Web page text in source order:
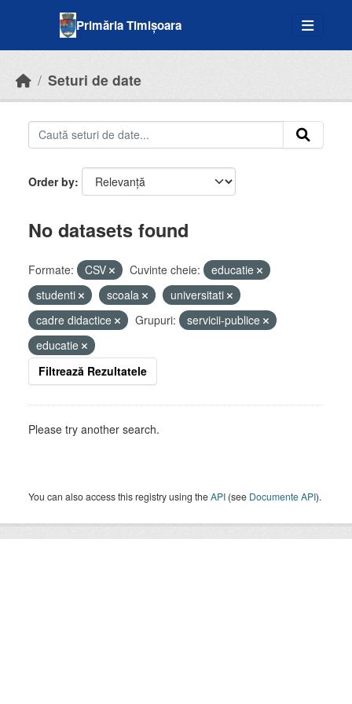
Primăria Timișoara
Seturi de date
Order by
No datasets found
Formate: CSV Cuvinte cheie:
educatie
studenti
scoala
universitati
cadre didactice
Grupuri:
servicii-publice
educatie
Filtrează Rezultatele
Please try another search.
You can also access this registry using theAPI (see Documente API).